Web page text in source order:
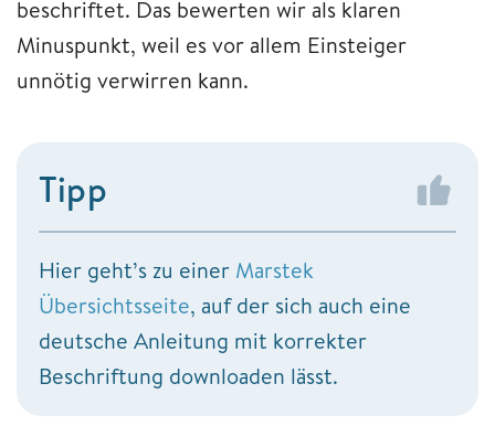
beschriftet. Das bewerten wir als klaren
Minuspunkt, weil es vor allem Einsteiger
unnötig verwirren kann.
Tipp
Hier geht’s zu einer Marstek
Übersichtsseite, auf der sich auch eine
deutsche Anleitung mit korrekter
Beschriftung downloaden lässt.